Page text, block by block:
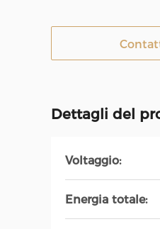
Dettagli del
Voltaggio:
Energia totale: